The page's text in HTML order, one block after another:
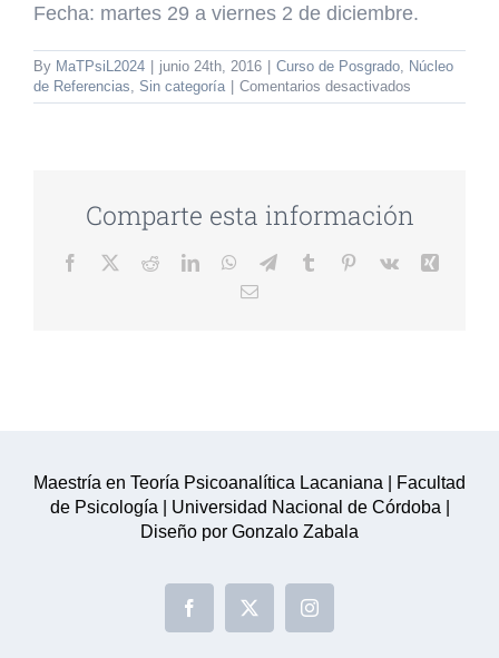
Fecha: martes 29 a viernes 2 de diciembre.
By MaTPsiL2024 junio 24th, 2016 Curso de Posgrado
Núcleo
de Referencias
Sin categoría Comentarios desactivados
Comparte esta información
Facebook
TwitterRedditLinkedInWhatsApp
TelegramTumblr Pinterest
Vk
Email
Maestría en Teoría Psicoanalítica Lacaniana | Facultad
de Psicología | Universidad Nacional de Córdoba |
Diseño por Gonzalo Zabala
FacebookTwitter Instagram